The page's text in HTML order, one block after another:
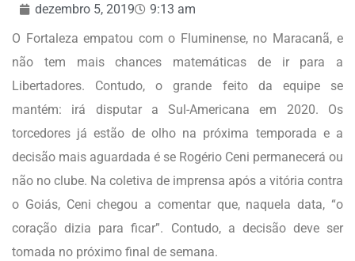
dezembro 5, 2019
9:13 am
O Fortaleza empatou com o Fluminense, no Maracanã, e
não tem mais chances matemáticas de ir para a
Libertadores. Contudo, o grande feito da equipe se
mantém: irá disputar a Sul-Americana em 2020. Os
torcedores já estão de olho na próxima temporada e a
decisão mais aguardada é se Rogério Ceni permanecerá ou
não no clube. Na coletiva de imprensa após a vitória contra
o Goiás, Ceni chegou a comentar que, naquela data, “o
coração dizia para ficar”. Contudo, a decisão deve ser
tomada no próximo final de semana.